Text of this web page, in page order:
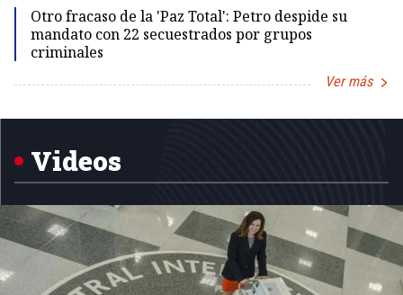
Otro fracaso de la 'Paz Total': Petro despide su
mandato con 22 secuestrados por grupos
criminales
Ver más
Videos